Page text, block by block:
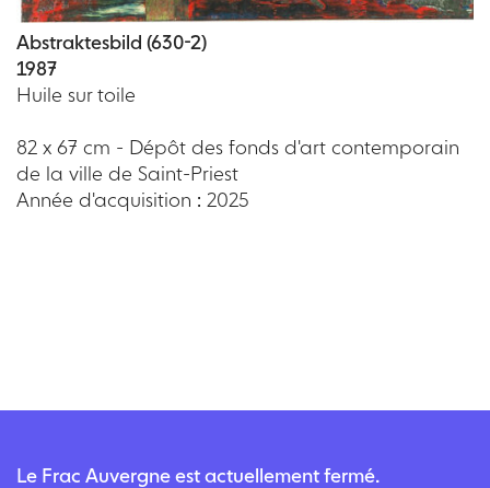
Abstraktesbild (630-2)
1987
Huile sur toile
82 x 67 cm - Dépôt des fonds d'art contemporain
de la ville de Saint-Priest
Année d'acquisition : 2025
Le Frac Auvergne est actuellement fermé.